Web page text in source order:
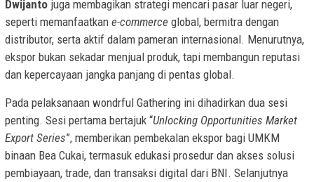
Dwijanto juga membagikan strategi mencari pasar luar negeri,
seperti memanfaatkan e-commerce global, bermitra dengan
distributor, serta aktif dalam pameran internasional. Menurutnya,
ekspor bukan sekadar menjual produk, tapi membangun reputasi
dan kepercayaan jangka panjang di pentas global.
Pada pelaksanaan wondrful Gathering ini dihadirkan dua sesi
penting. Sesi pertama bertajuk “Unlocking Opportunities Market
Export Series”, memberikan pembekalan ekspor bagi UMKM
binaan Bea Cukai, termasuk edukasi prosedur dan akses solusi
pembiayaan, trade, dan transaksi digital dari BNI. Selanjutnya